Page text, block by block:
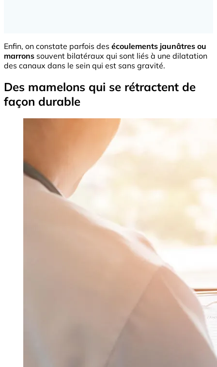
Enfin, on constate parfois des écoulements jaunâtres ou
marrons souvent bilatéraux qui sont liés à une dilatation
des canaux dans le sein qui est sans gravité.
Des mamelons qui se rétractent de
façon durable